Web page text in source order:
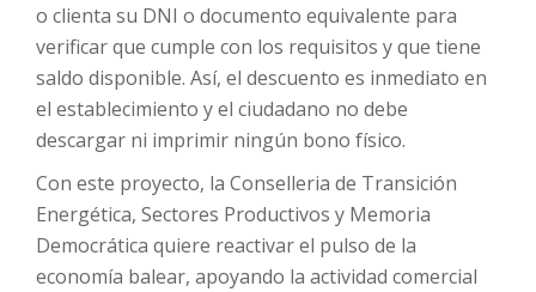
o clienta su DNI o documento equivalente para
verificar que cumple con los requisitos y que tiene
saldo disponible. Así, el descuento es inmediato en
el establecimiento y el ciudadano no debe
descargar ni imprimir ningún bono físico.
Con este proyecto, la Conselleria de Transición
Energética, Sectores Productivos y Memoria
Democrática quiere reactivar el pulso de la
economía balear, apoyando la actividad comercial